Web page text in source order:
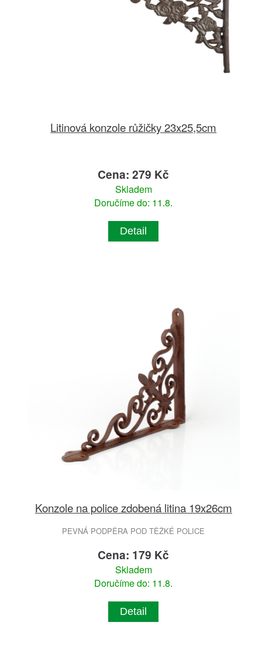
Litinová konzole růžičky 23x25,5cm
Cena: 279 Kč
Skladem
Doručíme do: 11.8.
Detail
Konzole na police zdobená litina 19x26cm
PEVNÁ PODPĚRA POD TĚŽKÉ POLICE
Cena: 179 Kč
Skladem
Doručíme do: 11.8.
Detail